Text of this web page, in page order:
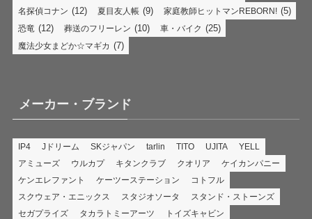
名探偵コナン (12) 夏目友人帳 (9) 家庭教師ヒットマンREBORN! (5)
恐竜 (12) 葬送のフリーレン (10) 車・バイク (25)
魔法少女まどか☆マギカ (7)
メーカー・ブランド
IP4 Jドリーム SKジャパン tarlin TITO UJITA
YELL
アミューズ
ウルカプ キタンクラブ クオリア
ケイカンパニー
ケンエレファント
ケーツーステーション
コトフル
スクウェア・エニックス
スタジオソータ
スタンド・ストーンズ
セガプライズ
タカラトミーアーツ
トイズキャビン